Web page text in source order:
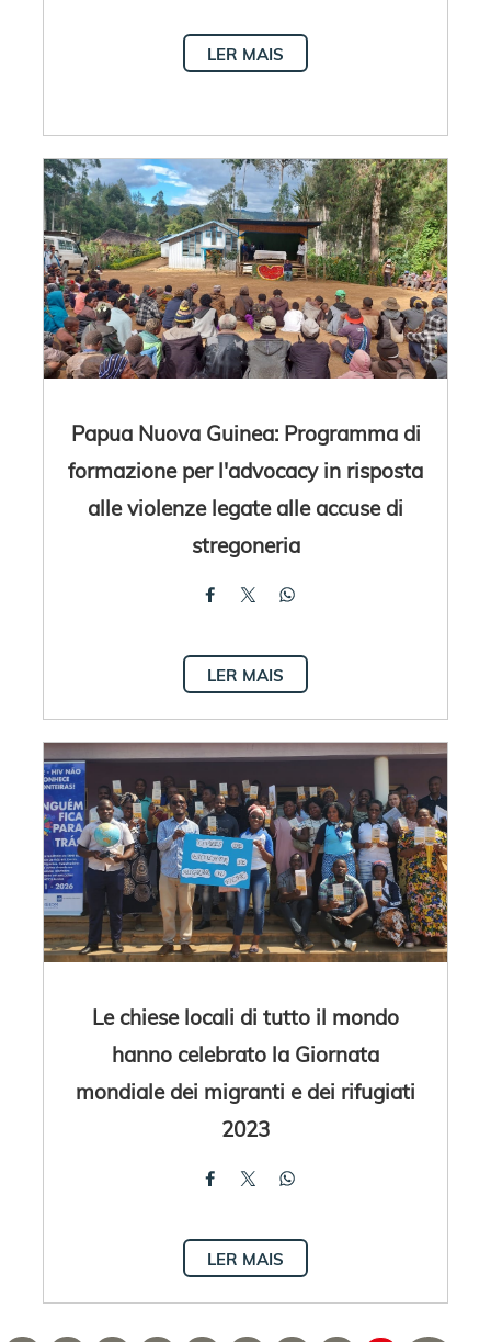
LER MAIS
Papua Nuova Guinea: Programma di
formazione per l'advocacy in risposta
alle violenze legate alle accuse di
stregoneria
LER MAIS
Le chiese locali di tutto il mondo
hanno celebrato la Giornata
mondiale dei migranti e dei rifugiati
2023
LER MAIS